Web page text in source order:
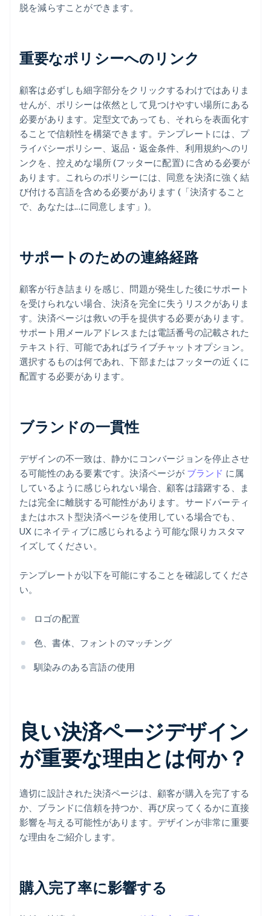
脱を減らすことができます。
重要なポリシーへのリンク
顧客は必ずしも細字部分をクリックするわけではありま
せんが、ポリシーは依然として見つけやすい場所にある
必要があります。定型文であっても、それらを表面化す
ることで信頼性を構築できます。テンプレートには、プ
ライバシーポリシー、返品・返金条件、利用規約へのリ
ンクを、控えめな場所 (フッターに配置) に含める必要が
あります。これらのポリシーには、同意を決済に強く結
び付ける言語を含める必要があります (「決済すること
で、あなたは...に同意します」)。
サポートのための連絡経路
顧客が行き詰まりを感じ、問題が発生した後にサポート
を受けられない場合、決済を完全に失うリスクがありま
す。決済ページは救いの手を提供する必要があります。
サポート用メールアドレスまたは電話番号の記載された
テキスト行、可能であればライブチャットオプション。
選択するものは何であれ、下部またはフッターの近くに
配置する必要があります。
ブランドの一貫性
デザインの不一致は、静かにコンバージョンを停止させ
る可能性のある要素です。決済ページが ブランド に属
しているように感じられない場合、顧客は躊躇する、ま
たは完全に離脱する可能性があります。サードパーティ
またはホスト型決済ページを使用している場合でも、
UX にネイティブに感じられるよう可能な限りカスタマ
イズしてください。
テンプレートが以下を可能にすることを確認してくださ
い。
ロゴの配置
色、書体、フォントのマッチング
馴染みのある言語の使用
良い決済ページデザイン
が重要な理由とは何か？
適切に設計された決済ページは、顧客が購入を完了する
か、ブランドに信頼を持つか、再び戻ってくるかに直接
影響を与える可能性があります。デザインが非常に重要
な理由をご紹介します。
購入完了率に影響する